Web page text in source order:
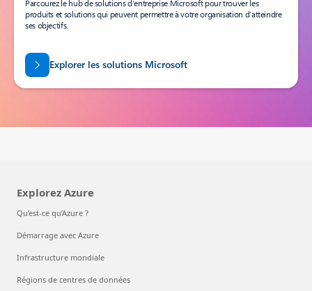
produits et solutions qui peuvent permettre à votre organisation d’atteindre
Explorer les solutions Microsoft